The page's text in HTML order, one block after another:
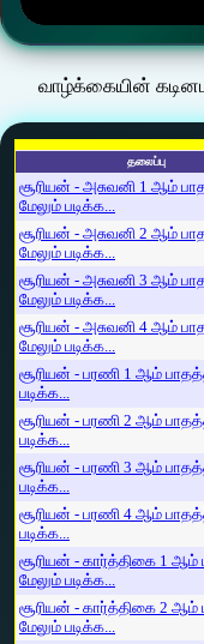
வாழ்க்கையின்
தலைப்பு
சூரியன் - அசுவனி 1 ஆம்
மேலும் படிக்க...
சூரியன் - அசுவனி 2 ஆம்
மேலும் படிக்க...
சூரியன் - அசுவனி 3 ஆம்
மேலும் படிக்க...
சூரியன் - அசுவனி 4 ஆம்
மேலும் படிக்க...
சூரியன் - பரணி 1 ஆம்
படிக்க...
சூரியன் - பரணி 2 ஆம்
படிக்க...
சூரியன் - பரணி 3 ஆம்
படிக்க...
சூரியன் - பரணி 4 ஆம்
படிக்க...
சூரியன் - கார்த்திகை 1 ஆம்
மேலும் படிக்க...
சூரியன் - கார்த்திகை 2 ஆம்
மேலும் படிக்க...